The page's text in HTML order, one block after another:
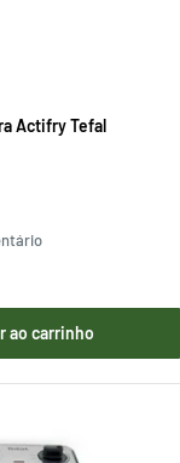
Actifry Tefal
ao carrinho